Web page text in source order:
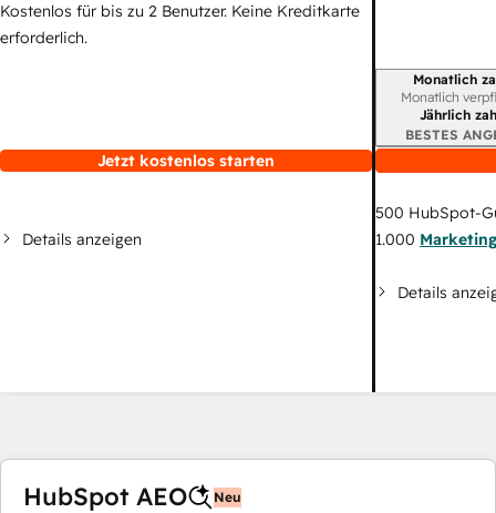
Kostenlos für bis zu 2 Benutzer. Keine Kreditkarte
erforderlich.
Jetzt kostenlos starten
Details anzeigen
Monatlich
Monatlich
Jährlich
BESTES
500 HubSpot-
1.000
Details
HubSpot AEO Neu